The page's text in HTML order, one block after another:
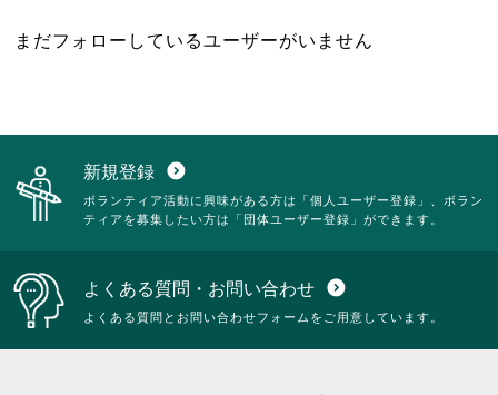
まだフォローしているユーザーがいません
新規登録 expand_circle_down
ボランティア活動に興味がある方は「個人ユーザー登録」、ボラン
ティアを募集したい方は「団体ユーザー登録」ができます。
よくある質問・お問い合わせ expand_circle_down
よくある質問とお問い合わせフォームをご用意しています。